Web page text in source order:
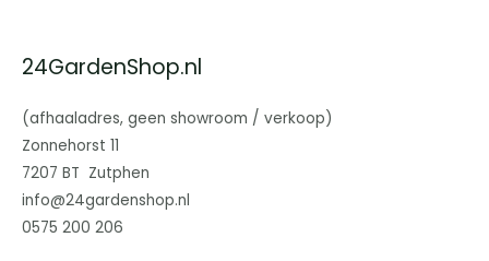
24GardenShop.nl
(afhaaladres, geen showroom / verkoop)
Zonnehorst 11
7207 BT Zutphen
info@24gardenshop.nl
0575 200 206